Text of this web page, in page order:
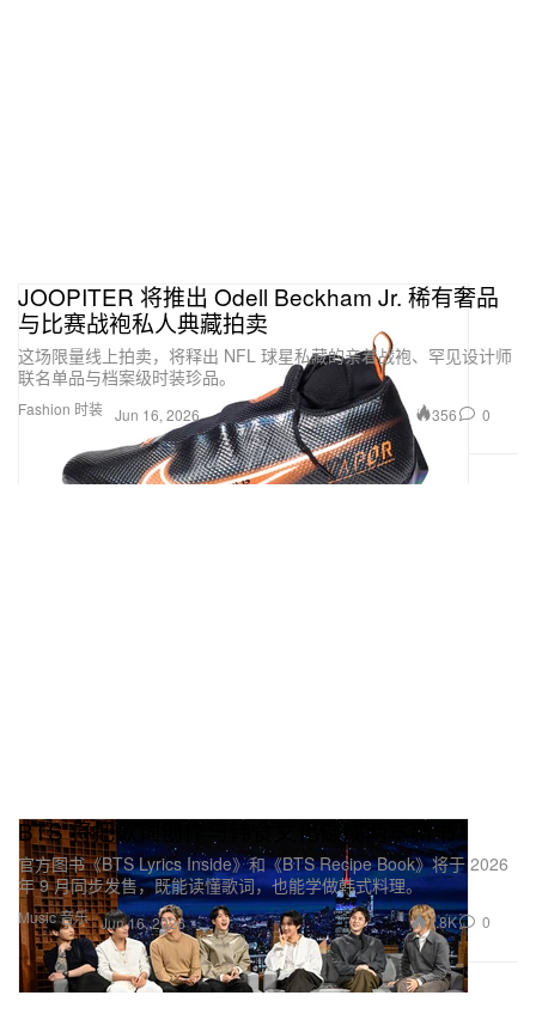
Fashion 时装
JOOPITER 将推出 Odell Beckham Jr. 稀有奢品
与比赛战袍私人典藏拍卖
这场限量线上拍卖，将释出 NFL 球星私藏的亲着战袍、罕见设计师
联名单品与档案级时装珍品。
Jun 16, 2026 356 0
Music 音乐
BTS 将把歌词创作与韩食文化做成两本新书
官方图书《BTS Lyrics Inside》和《BTS Recipe Book》将于 2026
年 9 月同步发售，既能读懂歌词，也能学做韩式料理。
Jun 16, 2026 1.8K 0